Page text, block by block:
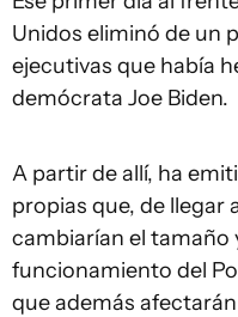
Unidos eliminó de un
ejecutivas que había
demócrata Joe Biden.
A partir de allí, ha
propias que, de llegar
cambiarían el tamaño
funcionamiento del
que además